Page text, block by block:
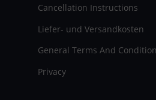
Cancellation Instructions
Liefer- und Versandkosten
General Terms And
Privacy